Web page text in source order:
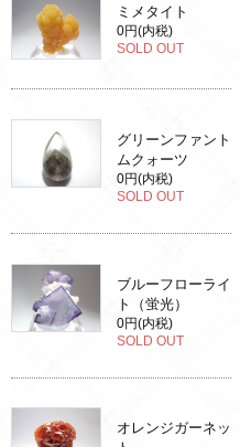
ミメタイト
0円(内税)
SOLD OUT
グリーンファント
ムクォーツ
0円(内税)
SOLD OUT
ブルーフローライ
ト（蛍光）
0円(内税)
SOLD OUT
オレンジガーネッ